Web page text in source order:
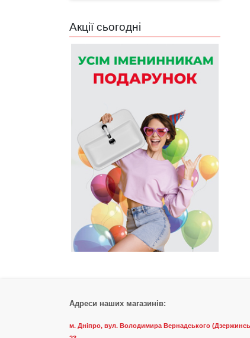
Акції сьогодні
Адреси наших магазинів:
м. Дніпро, вул. Володимира Вернадського